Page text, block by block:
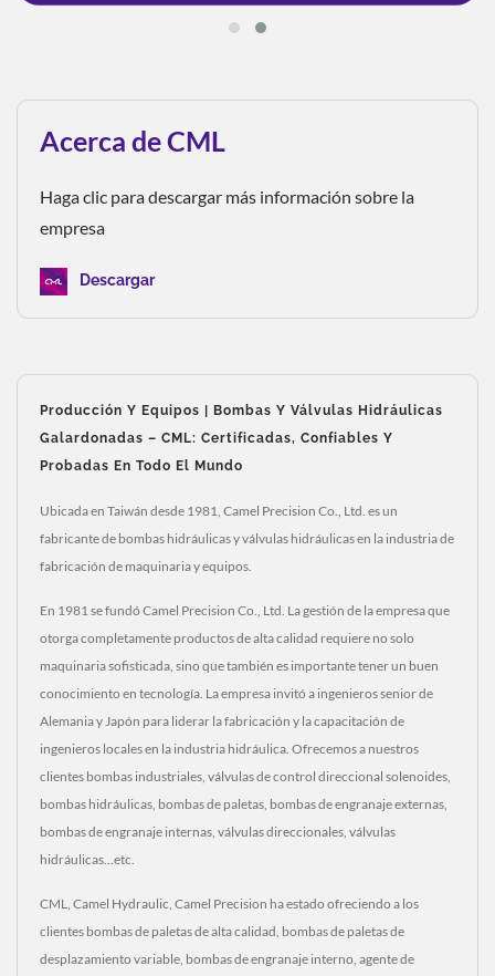
Acerca de CML
Haga clic para descargar más información sobre la
empresa
Descargar
Producción Y Equipos | Bombas Y Válvulas Hidráulicas
Galardonadas – CML: Certificadas, Confiables Y
Probadas En Todo El Mundo
Ubicada en Taiwán desde 1981, Camel Precision Co., Ltd. es un
fabricante de bombas hidráulicas y válvulas hidráulicas en la industria de
fabricación de maquinaria y equipos.
En 1981 se fundó Camel Precision Co., Ltd. La gestión de la empresa que
otorga completamente productos de alta calidad requiere no solo
maquinaria sofisticada, sino que también es importante tener un buen
conocimiento en tecnología. La empresa invitó a ingenieros senior de
Alemania y Japón para liderar la fabricación y la capacitación de
ingenieros locales en la industria hidráulica. Ofrecemos a nuestros
clientes bombas industriales, válvulas de control direccional solenoides,
bombas hidráulicas, bombas de paletas, bombas de engranaje externas,
bombas de engranaje internas, válvulas direccionales, válvulas
hidráulicas...etc.
CML, Camel Hydraulic, Camel Precision ha estado ofreciendo a los
clientes bombas de paletas de alta calidad, bombas de paletas de
desplazamiento variable, bombas de engranaje interno, agente de